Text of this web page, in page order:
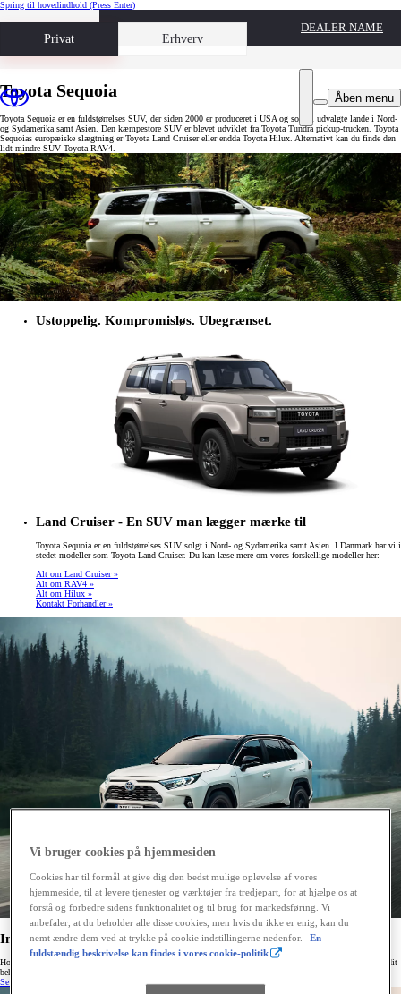
Spring til hovedindhold (Press Enter)
Privat Erhverv
Book prøvetur
DEALER NAME
Åben menu
Toyota Sequoia
Toyota Sequoia er en fuldstørrelses SUV, der siden 2000 er produceret i USA og solgt i udvalgte lande i Nord-
og Sydamerika samt Asien. Den kæmpestore SUV er blevet udviklet fra Toyota Tundra pickup-trucken. Toyota
Sequoias europæiske slægtning er Toyota Land Cruiser eller endda Toyota Hilux. Alternativt kan du finde den
lidt mindre SUV Toyota RAV4.
Ustoppelig. Kompromisløs. Ubegrænset.
Land Cruiser - En SUV man lægger mærke til
Toyota Sequoia er en fuldstørrelses SUV solgt i Nord- og Sydamerika samt Asien. I Danmark har vi i
stedet modeller som Toyota Land Cruiser. Du kan læse mere om vores forskellige modeller her:
Alt om Land Cruiser »
Alt om RAV4 »
Alt om Hilux »
Kontakt Forhandler »
Interesseret i en brugt Toyota hybridbil?
Hos Toyota er mulighederne endeløse. Se vores store udvalg af tilsvarende brugte hybridbiler, der passer til dit
behov.
Se brugte Toyota hybridbiler »
Vi bruger cookies på hjemmesiden
Cookies har til formål at give dig den bedst mulige oplevelse af vores
hjemmeside, til at levere tjenester og værktøjer fra tredjepart, for at hjælpe os at
forstå og forbedre sidens funktionalitet og til brug for markedsføring. Vi
anbefaler, at du beholder alle disse cookies, men hvis du ikke er enig, kan du
nemt ændre dem ved at trykke på cookie indstillingerne nedenfor.
En
fuldstændig beskrivelse kan findes i vores cookie-politik